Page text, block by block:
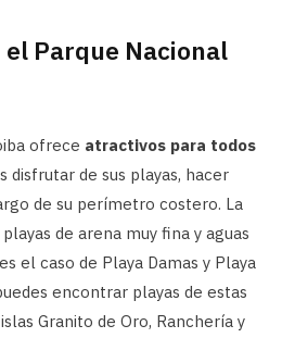
el Parque Nacional
ofrece atractivos para todos
disfrutar de sus playas, hacer
de su perímetro costero. La
de arena muy fina y aguas
el caso de Playa Damas y Playa
encontrar playas de estas
Granito de Oro, Ranchería y